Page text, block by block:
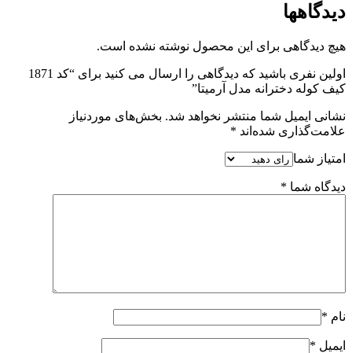
دیدگاهها
هیچ دیدگاهی برای این محصول نوشته نشده است.
اولین نفری باشید که دیدگاهی را ارسال می کنید برای “کد 1871
کیف کوله دخترانه مدل آرمیتا”
نشانی ایمیل شما منتشر نخواهد شد. بخش‌های موردنیاز
علامت‌گذاری شده‌اند *
امتیاز شما
دیدگاه شما *
نام *
ایمیل *